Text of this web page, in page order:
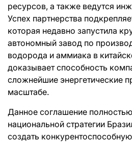
ресурсов, а также ведутся
Успех партнерства
которая недавно запустила
автономный завод по
водорода и аммиака в
доказывает способность
сложнейшие энергетические
масштабе.
Данное соглашение полностью
национальной стратегии
создать